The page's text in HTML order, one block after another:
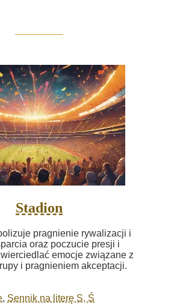
Stadion
pragnienie rywalizacji i
oraz poczucie presji i
emocje związane z
i pragnieniem akceptacji.
, Sennik na literę S, Ś